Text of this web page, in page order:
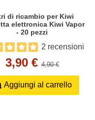
di ricambio per Kiwi
elettronica Kiwi Vapor
- 20 pezzi
2 recensioni
3,90 €4,90 €
Aggiungi al carrello